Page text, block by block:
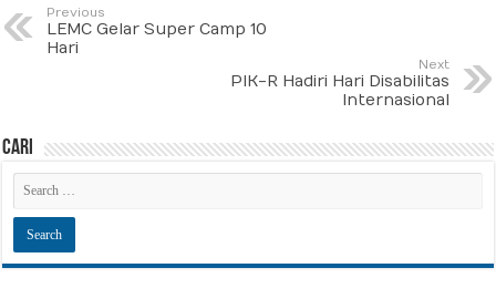
Previous
LEMC Gelar Super Camp 10
Hari
Next
PIK-R Hadiri Hari Disabilitas
Internasional
Cari